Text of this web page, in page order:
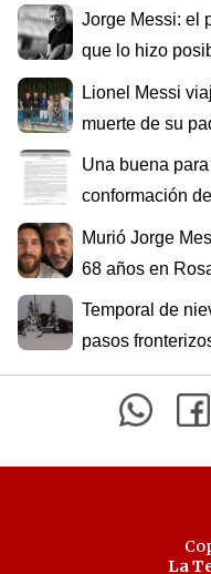
Jorge Messi: el
que lo hizo
Lionel Messi
muerte de su
Una buena
conformación
Murió Jorge
68 años en
Temporal de
pasos
La